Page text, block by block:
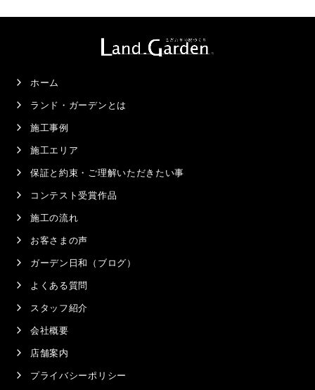
ホーム
ランド・ガーデンとは
施工事例
施工エリア
保証と約束・ご理解いただきたい事
コンテスト受賞作品
施工の流れ
お客さまの声
ガーデン日和（ブログ）
よくある質問
スタッフ紹介
会社概要
店舗案内
プライバシーポリシー